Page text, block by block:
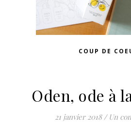
COUP DE
Oden, ode à
21 janvier 2018 / Un